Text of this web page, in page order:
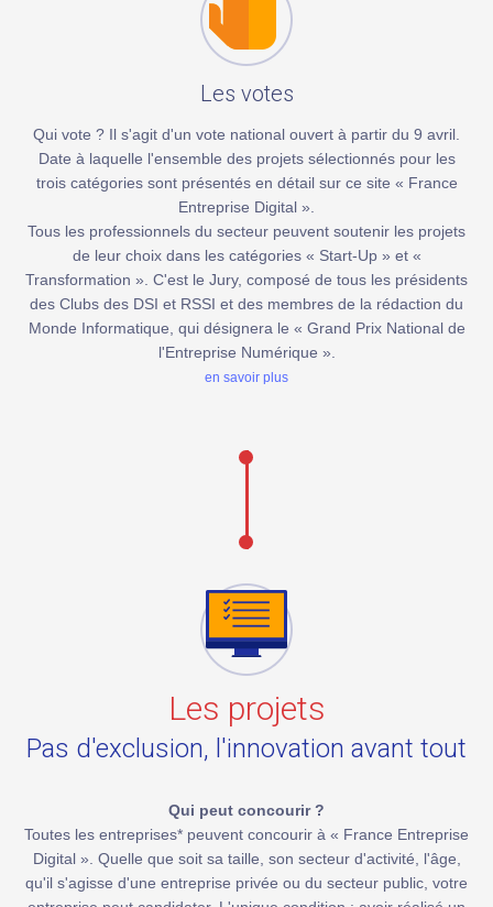
Les votes
Qui vote ? Il s'agit d'un vote national ouvert à partir du 9 avril.
Date à laquelle l'ensemble des projets sélectionnés pour les
trois catégories sont présentés en détail sur ce site « France
Entreprise Digital ».
Tous les professionnels du secteur peuvent soutenir les projets
de leur choix dans les catégories « Start-Up » et «
Transformation ». C'est le Jury, composé de tous les présidents
des Clubs des DSI et RSSI et des membres de la rédaction du
Monde Informatique, qui désignera le « Grand Prix National de
l'Entreprise Numérique ».
en savoir plus
Les projets
Pas d'exclusion, l'innovation avant tout
Qui peut concourir ?
Toutes les entreprises* peuvent concourir à « France Entreprise
Digital ». Quelle que soit sa taille, son secteur d'activité, l'âge,
qu'il s'agisse d'une entreprise privée ou du secteur public, votre